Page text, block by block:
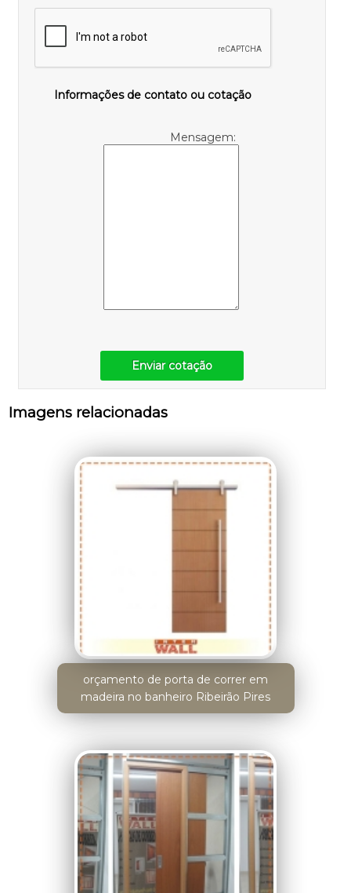
Informações de contato ou cotação
Mensagem:
Enviar cotação
Imagens relacionadas
orçamento de porta de correr em
madeira no banheiro Ribeirão Pires